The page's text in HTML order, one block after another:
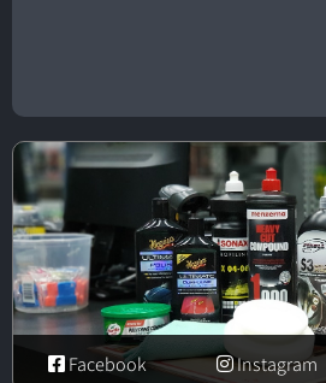
Instagram
Facebook